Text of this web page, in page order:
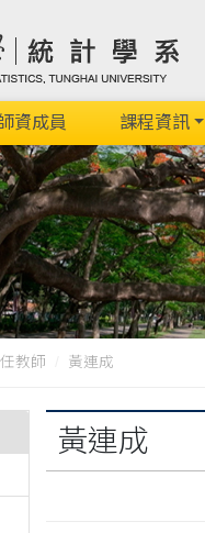
資成員 課程資訊
教師 黃連成
黃連成